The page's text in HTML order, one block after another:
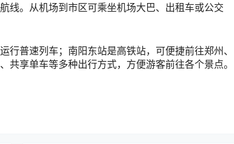
线。从机场到市区可乘坐机场大巴、出租车或公交
普速列车；南阳东站是高铁站，可便捷前往郑州、
享单车等多种出行方式，方便游客前往各个景点。